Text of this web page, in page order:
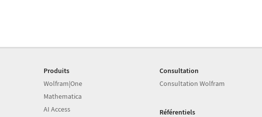
Produits
Wolfram|One
Mathematica
AI Access
Consultation
Consultation Wolfram
Référentiels